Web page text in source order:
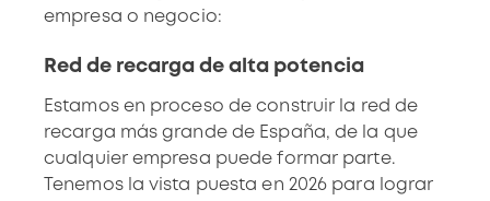
empresa o negocio:
Red de recarga de alta potencia
Estamos en proceso de construir la red de
recarga más grande de España, de la que
cualquier empresa puede formar parte.
Tenemos la vista puesta en 2026 para lograr